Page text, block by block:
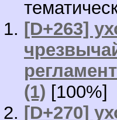
[D+263]
(1) [100%]
[D+270]